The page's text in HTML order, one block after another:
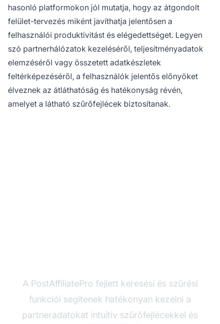
hasonló platformokon jól mutatja, hogy az átgondolt
felület-tervezés miként javíthatja jelentősen a
felhasználói produktivitást és elégedettséget. Legyen
szó partnerhálózatok kezeléséről, teljesítményadatok
elemzéséről vagy összetett adatkészletek
feltérképezéséről, a felhasználók jelentős előnyöket
élveznek az átláthatóság és hatékonyság révén,
amelyet a látható szűrőfejlécek biztosítanak.
A PostAffiliatePro fejlett keresési és szűrési
funkciói segítenek hatékonyan kezelni a
partneradatokat intuitív szűrőfejlécekkel és